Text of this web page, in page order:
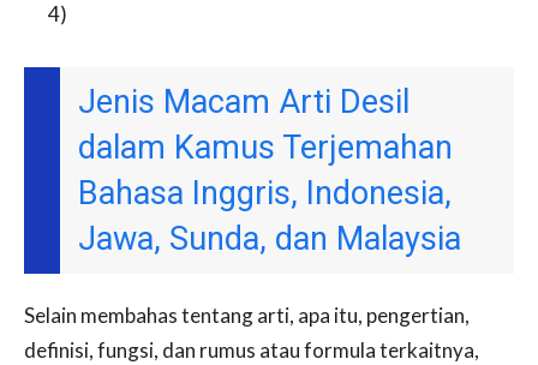
4)
Jenis Macam Arti Desil
dalam Kamus Terjemahan
Bahasa Inggris, Indonesia,
Jawa, Sunda, dan Malaysia
Selain membahas tentang arti, apa itu, pengertian,
definisi, fungsi, dan rumus atau formula terkaitnya,